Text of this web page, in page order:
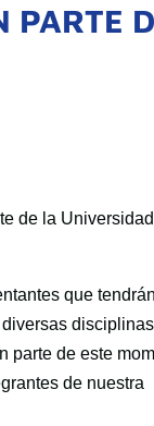
PARTE
de la
que
parte de este
de nuestra